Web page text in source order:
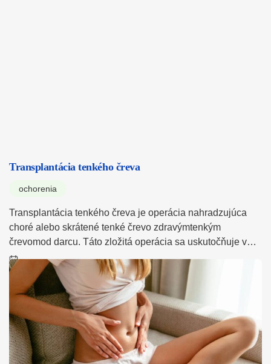
Transplantácia tenkého čreva
ochorenia
Transplantácia tenkého čreva je operácia nahradzujúca
choré alebo skrátené tenké črevo zdravýmtenkým
črevomod darcu. Táto zložitá operácia sa uskutočňuje v…